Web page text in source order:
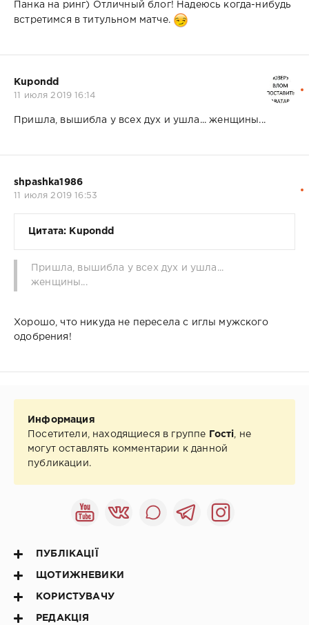
Панка на ринг) Отличный блог! Надеюсь когда-нибудь
встретимся в титульном матче.
Kupondd
11 июля 2019 16:14
Пришла, вышибла у всех дух и ушла... женщины...
shpashka1986
11 июля 2019 16:53
Цитата: Kupondd
Пришла, вышибла у всех дух и ушла...
женщины...
Хорошо, что никуда не пересела с иглы мужского
одобрения!
Информация
Посетители, находящиеся в группе
Гості , не
могут оставлять комментарии к данной
публикации.
ПУБЛІКАЦІЇ
ЩОТИЖНЕВИКИ
КОРИСТУВАЧУ
РЕДАКЦІЯ